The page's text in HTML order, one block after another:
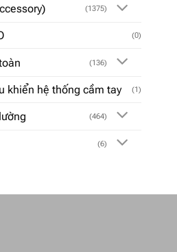
(1375)
(0)
(136)
khiển hệ thống cầm tay (1)
(464)
(6)